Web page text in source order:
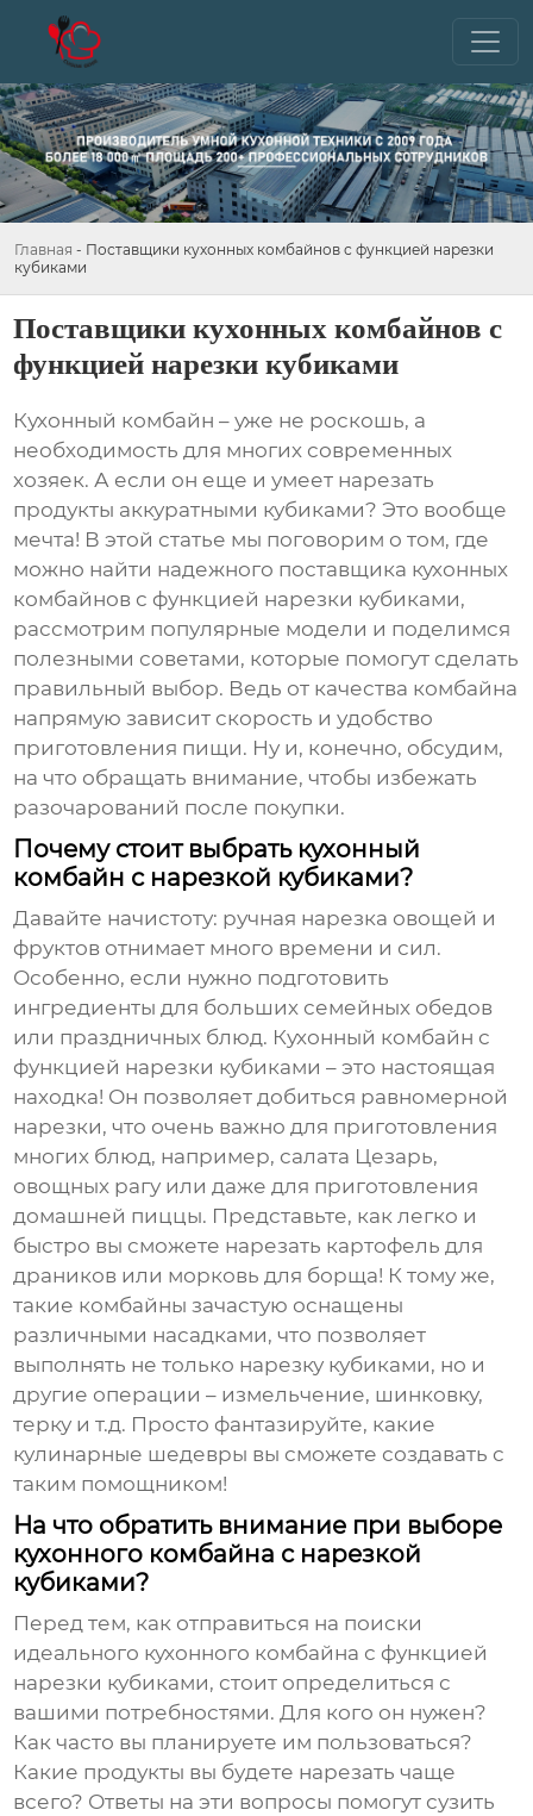
Главная - Поставщики кухонных комбайнов с функцией нарезки
кубиками
Поставщики кухонных комбайнов с
функцией нарезки кубиками
Кухонный комбайн – уже не роскошь, а
необходимость для многих современных
хозяек. А если он еще и умеет нарезать
продукты аккуратными кубиками? Это вообще
мечта! В этой статье мы поговорим о том, где
можно найти надежного поставщика кухонных
комбайнов с функцией нарезки кубиками,
рассмотрим популярные модели и поделимся
полезными советами, которые помогут сделать
правильный выбор. Ведь от качества комбайна
напрямую зависит скорость и удобство
приготовления пищи. Ну и, конечно, обсудим,
на что обращать внимание, чтобы избежать
разочарований после покупки.
Почему стоит выбрать кухонный
комбайн с нарезкой кубиками?
Давайте начистоту: ручная нарезка овощей и
фруктов отнимает много времени и сил.
Особенно, если нужно подготовить
ингредиенты для больших семейных обедов
или праздничных блюд. Кухонный комбайн с
функцией нарезки кубиками – это настоящая
находка! Он позволяет добиться равномерной
нарезки, что очень важно для приготовления
многих блюд, например, салата Цезарь,
овощных рагу или даже для приготовления
домашней пиццы. Представьте, как легко и
быстро вы сможете нарезать картофель для
драников или морковь для борща! К тому же,
такие комбайны зачастую оснащены
различными насадками, что позволяет
выполнять не только нарезку кубиками, но и
другие операции – измельчение, шинковку,
терку и т.д. Просто фантазируйте, какие
кулинарные шедевры вы сможете создавать с
таким помощником!
На что обратить внимание при выборе
кухонного комбайна с нарезкой
кубиками?
Перед тем, как отправиться на поиски
идеального кухонного комбайна с функцией
нарезки кубиками, стоит определиться с
вашими потребностями. Для кого он нужен?
Как часто вы планируете им пользоваться?
Какие продукты вы будете нарезать чаще
всего? Ответы на эти вопросы помогут сузить